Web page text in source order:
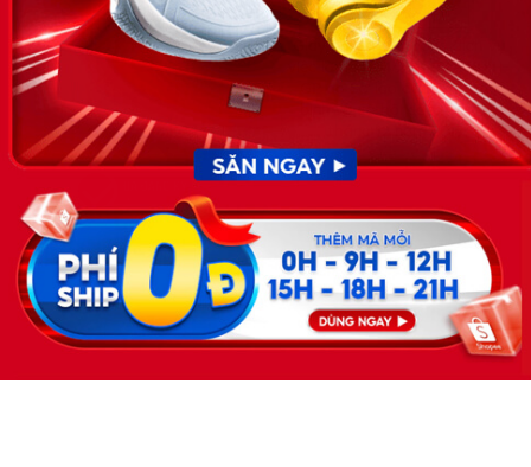
Giấy phép hoạt động dịch vụ
việc làm số 54/2019/SLĐTBXH-
GP do Sở lao động thương
binh và xã hội cấp ngày 30
tháng 12 năm 2019.